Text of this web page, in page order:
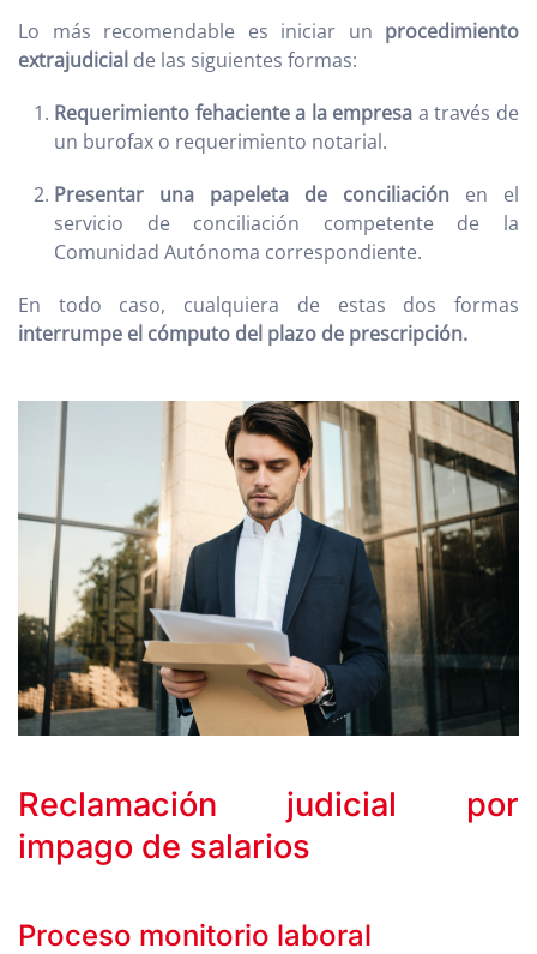
Lo más recomendable es iniciar un procedimiento
extrajudicial de las siguientes formas:
Requerimiento fehaciente a la empresa a través de
un burofax o requerimiento notarial.
Presentar una papeleta de conciliación en el
servicio de conciliación competente de la
Comunidad Autónoma correspondiente.
En todo caso, cualquiera de estas dos formas
interrumpe el cómputo del plazo de prescripción.
Reclamación judicial por
impago de salarios
Proceso monitorio laboral